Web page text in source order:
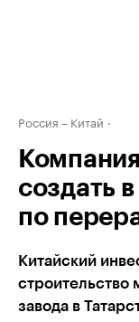
Россия – Китай
создать
по
Китайский
завода в